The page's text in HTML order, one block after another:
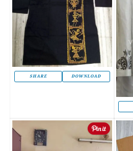
SHARE DOWNLOAD